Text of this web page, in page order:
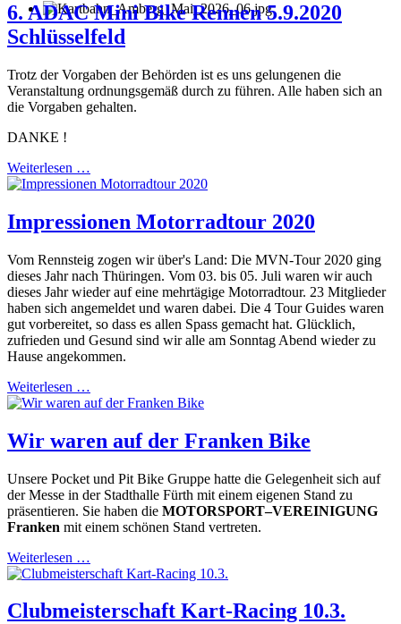
6. ADAC Mini Bike Rennen 5.9.2020
Schlüsselfeld
Trotz der Vorgaben der Behörden ist es uns gelungenen die
Veranstaltung ordnungsgemäß durch zu führen. Alle haben sich an
die Vorgaben gehalten.
DANKE !
Weiterlesen …
Impressionen Motorradtour 2020
Vom Rennsteig zogen wir über's Land: Die MVN-Tour 2020 ging
dieses Jahr nach Thüringen. Vom 03. bis 05. Juli waren wir auch
dieses Jahr wieder auf eine mehrtägige Motorradtour. 23 Mitglieder
haben sich angemeldet und waren dabei. Die 4 Tour Guides waren
gut vorbereitet, so dass es allen Spass gemacht hat. Glücklich,
zufrieden und Gesund sind wir alle am Sonntag Abend wieder zu
Hause angekommen.
Weiterlesen …
Wir waren auf der Franken Bike
Unsere Pocket und Pit Bike Gruppe hatte die Gelegenheit sich auf
der Messe in der Stadthalle Fürth mit einem eigenen Stand zu
präsentieren. Sie haben die MOTORSPORT–VEREINIGUNG
Franken mit einem schönen Stand vertreten.
Weiterlesen …
Clubmeisterschaft Kart-Racing 10.3.